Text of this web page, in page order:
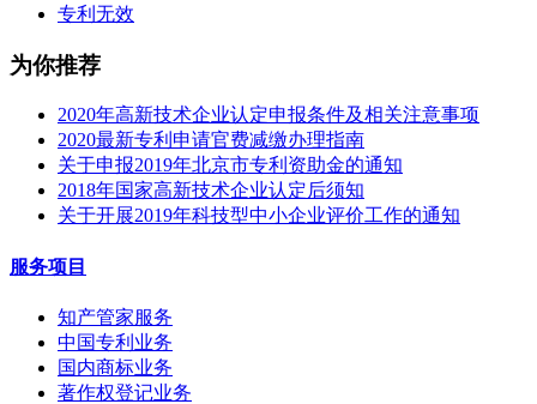
专利无效
为你推荐
2020年高新技术企业认定申报条件及相关注意事项
2020最新专利申请官费减缴办理指南
关于申报2019年北京市专利资助金的通知
2018年国家高新技术企业认定后须知
关于开展2019年科技型中小企业评价工作的通知
服务项目
知产管家服务
中国专利业务
国内商标业务
著作权登记业务